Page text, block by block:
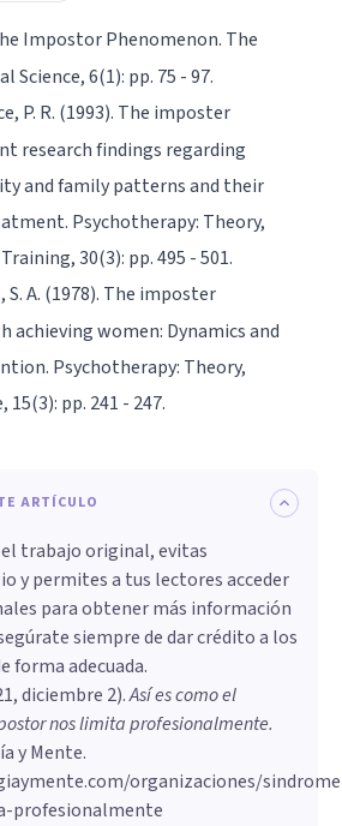
Impostor Phenomenon. The
Science, 6(1): pp. 75 - 97.
P. R. (1993). The imposter
research findings regarding
and family patterns and their
Psychotherapy: Theory,
30(3): pp. 495 - 501.
S. A. (1978). The imposter
achieving women: Dynamics and
Psychotherapy: Theory,
15(3): pp. 241 - 247.
ARTÍCULO
trabajo original, evitas
y permites a tus lectores acceder
para obtener más información
siempre de dar crédito a los
forma adecuada.
diciembre 2).Así es como el
nos limita profesionalmente.
y Mente.
organizaciones/
profesionalmente